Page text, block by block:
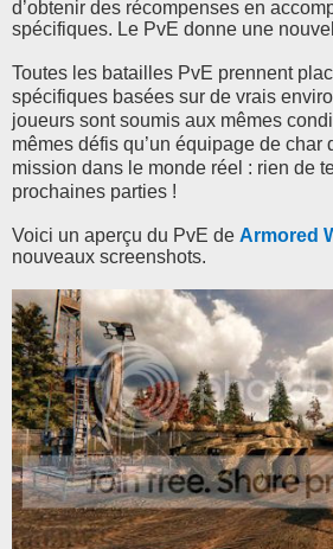
d’obtenir des récompenses en
spécifiques. Le PvE donne une
Toutes les batailles PvE prennent
spécifiques basées sur de vrais
joueurs sont soumis aux mêmes
mêmes défis qu’un équipage de char
mission dans le monde réel : rien de
prochaines parties !
Voici un aperçu du PvE de Armored
nouveaux screenshots.